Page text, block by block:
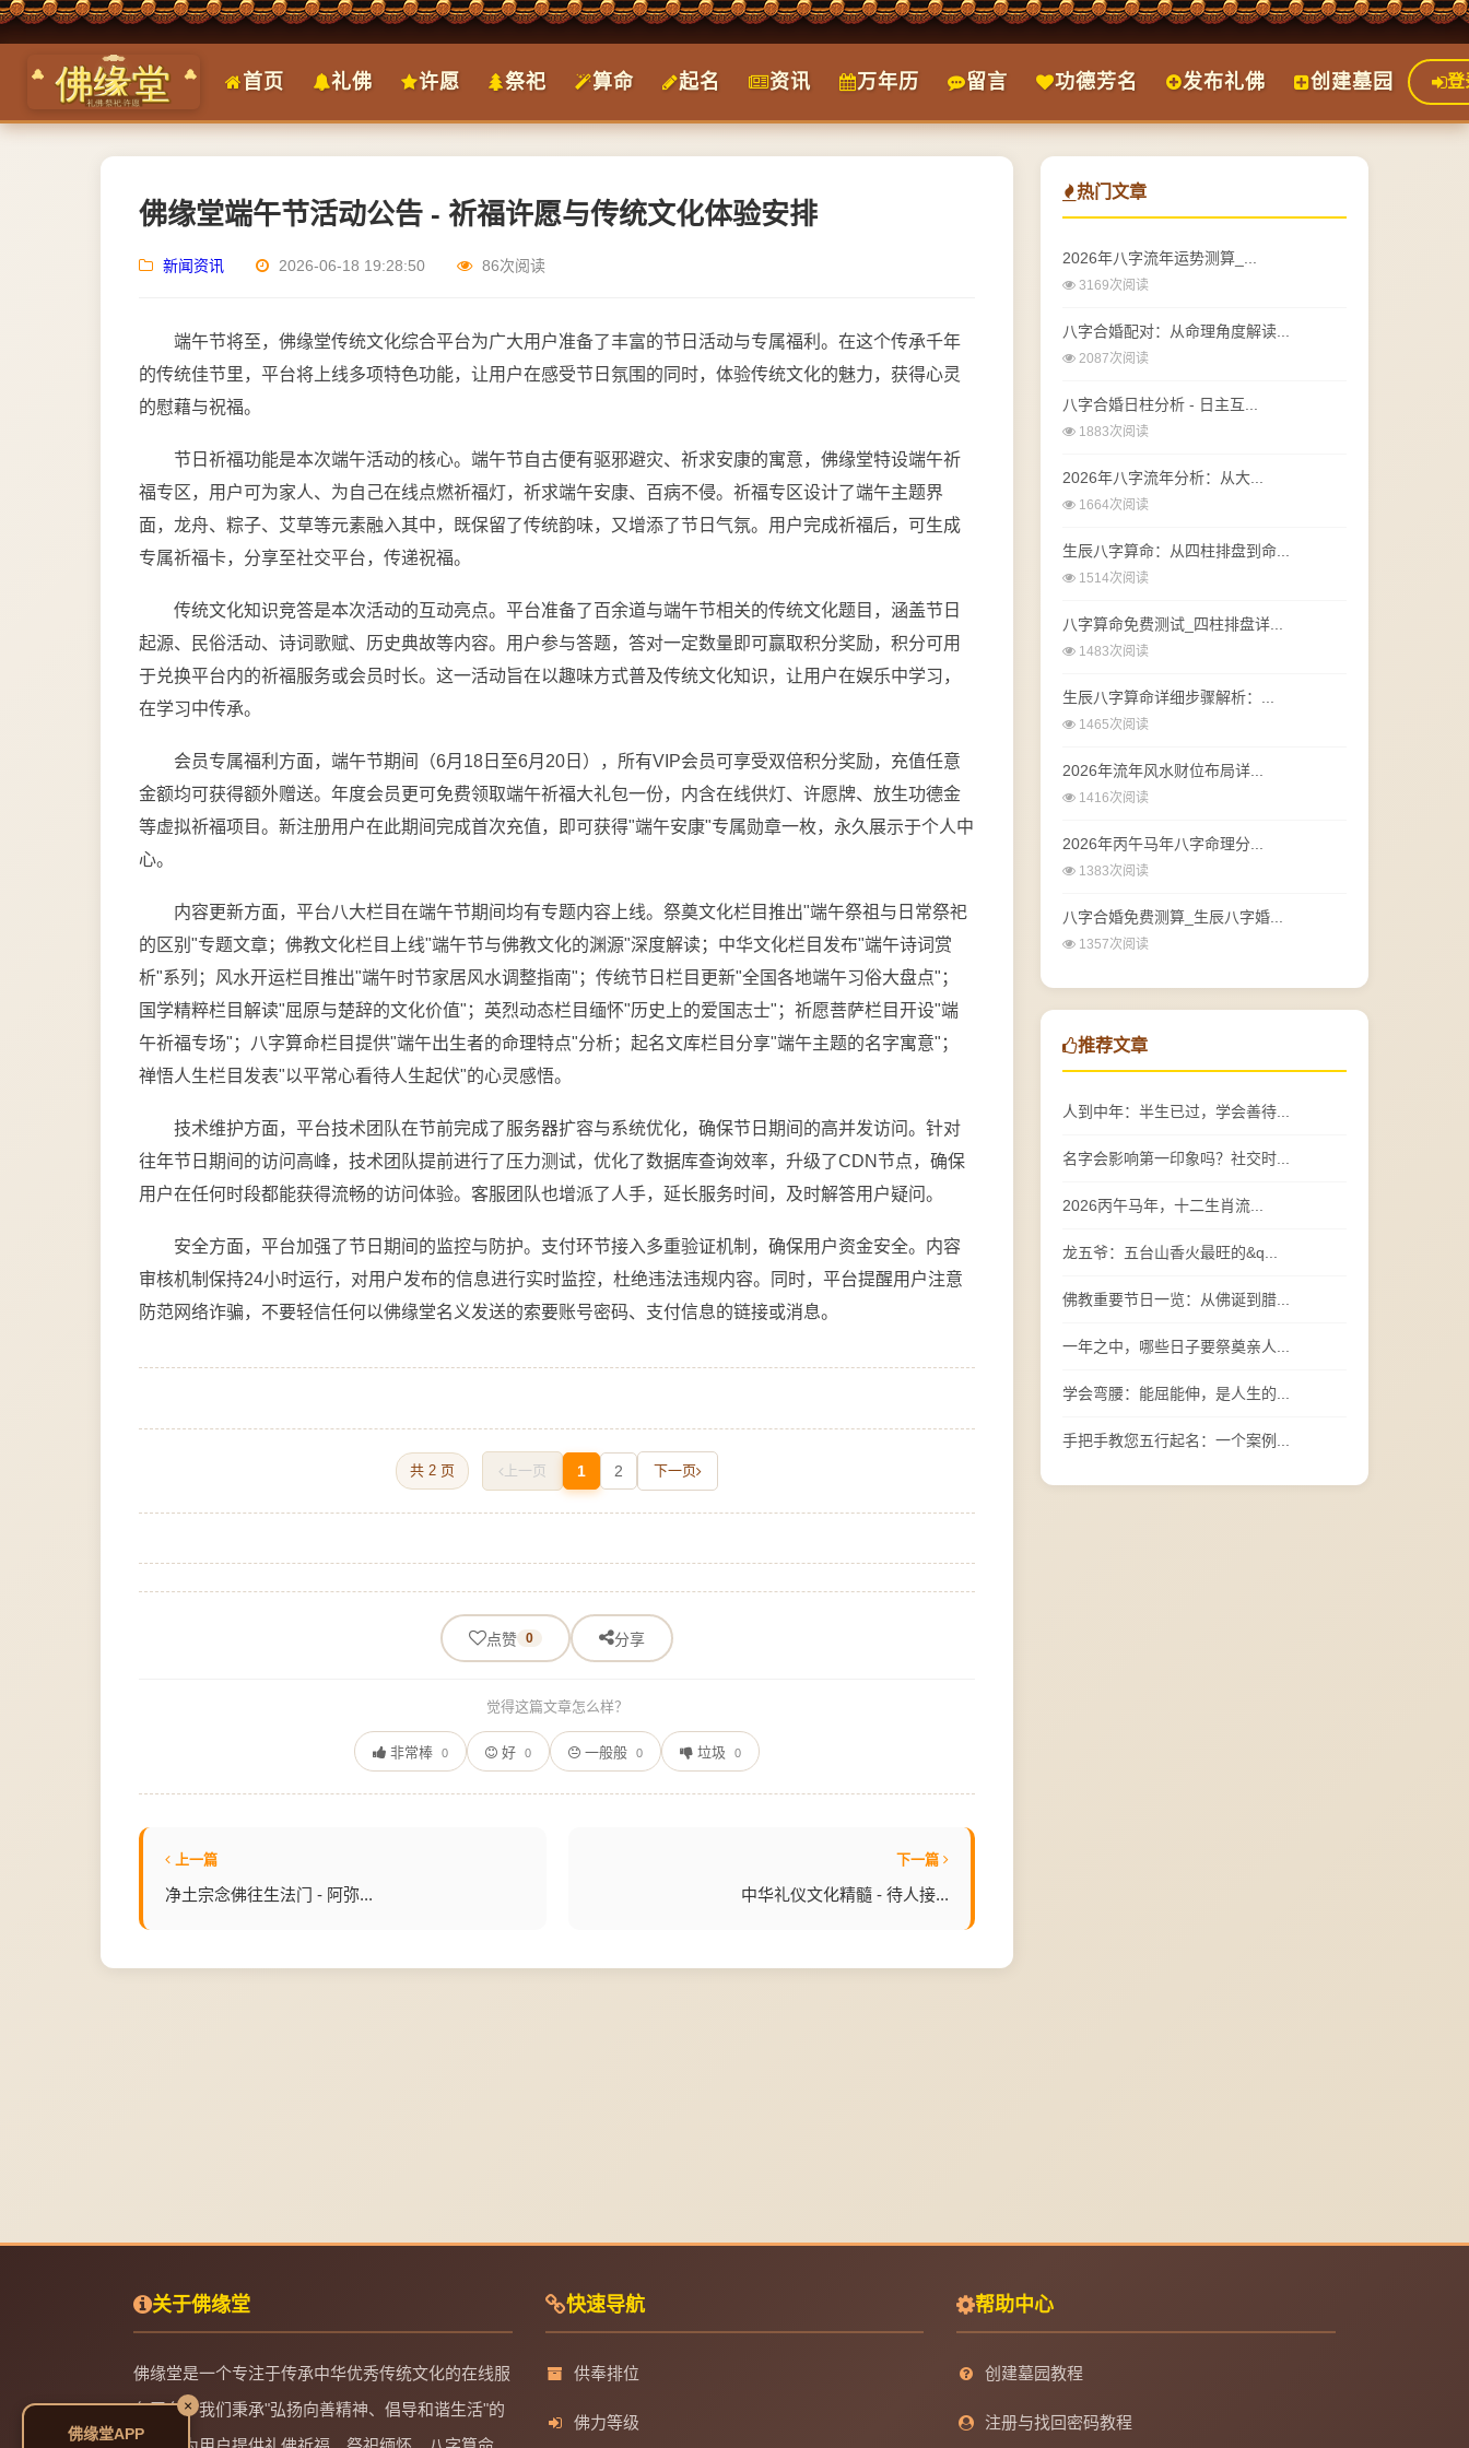
首页 礼佛 许愿 祭祀 算命 起名 资讯 万年历 留言 功德芳名 发布礼佛 创建墓园 登
佛缘堂端午节活动公告 - 祈福许愿与传统文化体验安排
新闻资讯 2026-06-18 19:28:50 86次阅读
端午节将至，佛缘堂传统文化综合平台为广大用户准备了丰富的节日活动与专属福利。在这个传承千年
的传统佳节里，平台将上线多项特色功能，让用户在感受节日氛围的同时，体验传统文化的魅力，获得心灵
的慰藉与祝福。
节日祈福功能是本次端午活动的核心。端午节自古便有驱邪避灾、祈求安康的寓意，佛缘堂特设端午祈
福专区，用户可为家人、为自己在线点燃祈福灯，祈求端午安康、百病不侵。祈福专区设计了端午主题界
面，龙舟、粽子、艾草等元素融入其中，既保留了传统韵味，又增添了节日气氛。用户完成祈福后，可生成
专属祈福卡，分享至社交平台，传递祝福。
传统文化知识竞答是本次活动的互动亮点。平台准备了百余道与端午节相关的传统文化题目，涵盖节日
起源、民俗活动、诗词歌赋、历史典故等内容。用户参与答题，答对一定数量即可赢取积分奖励，积分可用
于兑换平台内的祈福服务或会员时长。这一活动旨在以趣味方式普及传统文化知识，让用户在娱乐中学习，
在学习中传承。
会员专属福利方面，端午节期间（6月18日至6月20日），所有VIP会员可享受双倍积分奖励，充值任意
金额均可获得额外赠送。年度会员更可免费领取端午祈福大礼包一份，内含在线供灯、许愿牌、放生功德金
等虚拟祈福项目。新注册用户在此期间完成首次充值，即可获得"端午安康"专属勋章一枚，永久展示于个人中
心。
内容更新方面，平台八大栏目在端午节期间均有专题内容上线。祭奠文化栏目推出"端午祭祖与日常祭祀
的区别"专题文章；佛教文化栏目上线"端午节与佛教文化的渊源"深度解读；中华文化栏目发布"端午诗词赏
析"系列；风水开运栏目推出"端午时节家居风水调整指南"；传统节日栏目更新"全国各地端午习俗大盘点"；
国学精粹栏目解读"屈原与楚辞的文化价值"；英烈动态栏目缅怀"历史上的爱国志士"；祈愿菩萨栏目开设"端
午祈福专场"；八字算命栏目提供"端午出生者的命理特点"分析；起名文库栏目分享"端午主题的名字寓意"；
禅悟人生栏目发表"以平常心看待人生起伏"的心灵感悟。
技术维护方面，平台技术团队在节前完成了服务器扩容与系统优化，确保节日期间的高并发访问。针对
往年节日期间的访问高峰，技术团队提前进行了压力测试，优化了数据库查询效率，升级了CDN节点，确保
用户在任何时段都能获得流畅的访问体验。客服团队也增派了人手，延长服务时间，及时解答用户疑问。
安全方面，平台加强了节日期间的监控与防护。支付环节接入多重验证机制，确保用户资金安全。内容
审核机制保持24小时运行，对用户发布的信息进行实时监控，杜绝违法违规内容。同时，平台提醒用户注意
防范网络诈骗，不要轻信任何以佛缘堂名义发送的索要账号密码、支付信息的链接或消息。
共 2 页 上一页 1 2 下一页
点赞 0 分享
觉得这篇文章怎么样？
非常棒 0 好 0 一般般 0 垃圾 0
上一篇
净土宗念佛往生法门 - 阿弥...
下一篇
中华礼仪文化精髓 - 待人接...
热门文章
2026年八字流年运势测算_...
3169次阅读
八字合婚配对：从命理角度解读...
2087次阅读
八字合婚日柱分析 - 日主互...
1883次阅读
2026年八字流年分析：从大...
1664次阅读
生辰八字算命：从四柱排盘到命...
1514次阅读
八字算命免费测试_四柱排盘详...
1483次阅读
生辰八字算命详细步骤解析：...
1465次阅读
2026年流年风水财位布局详...
1416次阅读
2026年丙午马年八字命理分...
1383次阅读
八字合婚免费测算_生辰八字婚...
1357次阅读
推荐文章
人到中年：半生已过，学会善待...
名字会影响第一印象吗？社交时...
2026丙午马年，十二生肖流...
龙五爷：五台山香火最旺的&q...
佛教重要节日一览：从佛诞到腊...
一年之中，哪些日子要祭奠亲人...
学会弯腰：能屈能伸，是人生的...
手把手教您五行起名：一个案例...
关于佛缘堂
佛缘堂是一个专注于传承中华优秀传统文化的在线服
务平台。我们秉承"弘扬向善精神、倡导和谐生活"的
快速导航
供奉排位
佛力等级
帮助中心
创建墓园教程
注册与找回密码教程
佛缘堂APP
×